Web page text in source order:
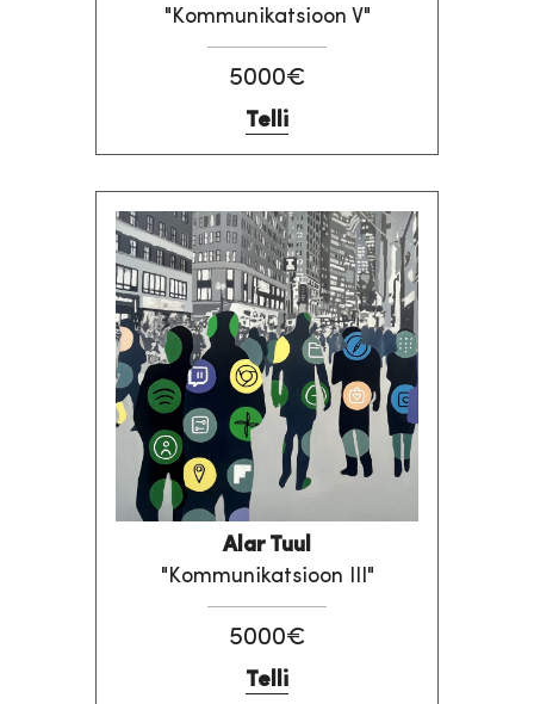
"Kommunikatsioon V"
5000€
Telli
Alar Tuul
"Kommunikatsioon III"
5000€
Telli